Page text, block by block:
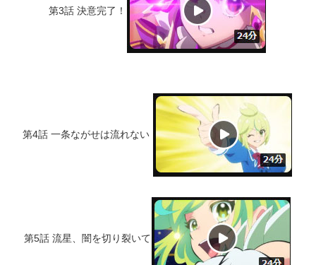
第3話 決意完了！
第4話 一条ながせは流れない
第5話 流星、闇を切り裂いて